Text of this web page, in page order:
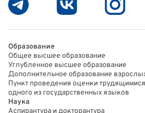
Образование
Общее высшее образование
Углубленное высшее образование
Дополнительное образование
Пункт проведения оценки
одного из государственных языков
Наука
Аспирантура и докторантура